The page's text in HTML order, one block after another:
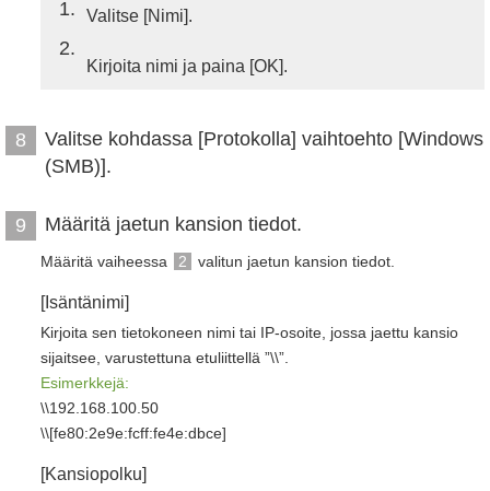
1 Valitse [Nimi].
2
Kirjoita nimi ja paina [OK].
8
Valitse kohdassa [Protokolla] vaihtoehto [Windows
(SMB)].
9 Määritä jaetun kansion tiedot.
Määritä vaiheessa 2 valitun jaetun kansion tiedot.
[Isäntänimi]
Kirjoita sen tietokoneen nimi tai IP-osoite, jossa jaettu kansio
sijaitsee, varustettuna etuliittellä ”\\”.
Esimerkkejä:
\\192.168.100.50
\\[fe80:2e9e:fcff:fe4e:dbce]
[Kansiopolku]